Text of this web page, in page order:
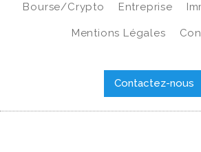
Bourse/crypto
Entreprise
Mentions Légales
Contactez-nous